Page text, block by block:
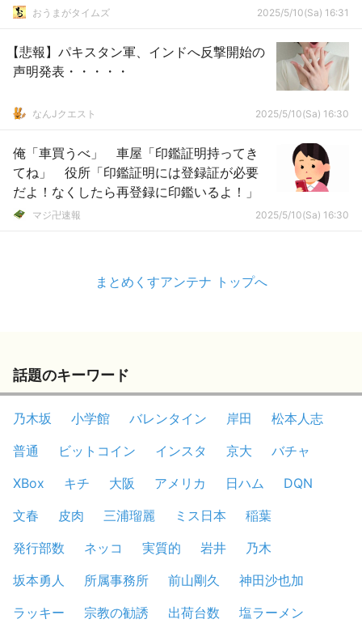
おうまがタイムズ 2025/5/10(Sa) 16:31
【悲報】パキスタン軍、インドへ反撃開始の
声明発表・・・・・
なんJクエスト 2025/5/10(Sa) 16:30
俺「車買うべ」 車屋「印鑑証明持ってき
てね」 役所「印鑑証明には登録証が必要
だよ！なくしたら再登録に印鑑いるよ！」
マジ卍速報 2025/5/10(Sa) 16:30
まとめくすアンテナ トップへ
話題のキーワード
乃木坂 小学館 バレンタイン 岸田
松本人志
普通
ビットコイン インスタ 京大
バチャ
XBox
キチ 大阪 アメリカ 日ハム
DQN
文春
皮肉 三浦瑠麗 ミス日本
稲葉
発行部数
ネッコ 実質的 岩井
乃木
坂本勇人
所属事務所 前山剛久
神田沙也加
ラッキー
宗教の勧誘 出荷台数
塩ラーメン